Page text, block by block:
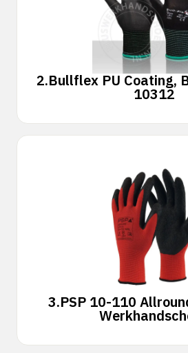
2.Bullflex PU Coating,
10312
3.PSP 10-110